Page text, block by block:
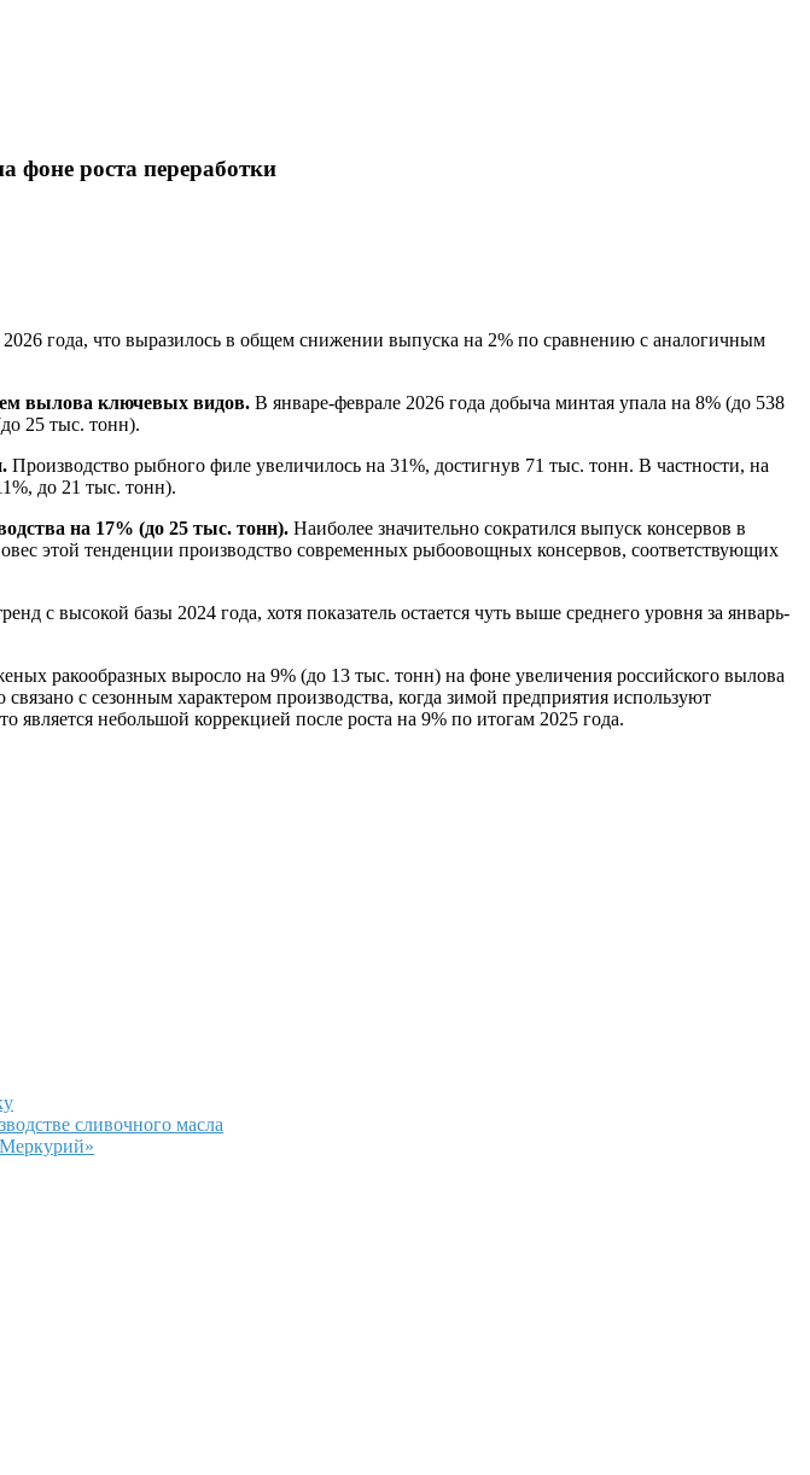
фоне роста переработки
года, что выразилось в общем снижении выпуска на 2% по сравнению с аналогичным
вылова ключевых видов. В январе-феврале 2026 года добыча минтая упала на 8% (до 538
25 тыс. тонн).
Производство рыбного филе увеличилось на 31%, достигнув 71 тыс. тонн. В частности, на
до 21 тыс. тонн).
на 17% (до 25 тыс. тонн). Наиболее значительно сократился выпуск консервов в
этой тенденции производство современных рыбоовощных консервов, соответствующих
с высокой базы 2024 года, хотя показатель остается чуть выше среднего уровня за январь-
ракообразных выросло на 9% (до 13 тыс. тонн) на фоне увеличения российского вылова
с сезонным характером производства, когда зимой предприятия используют
небольшой коррекцией после роста на 9% по итогам 2025 года.
сливочного масла